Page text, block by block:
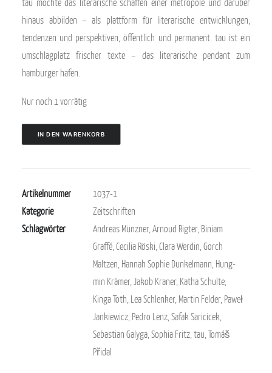
tau möchte das literarische schaffen einer metropole und darüber
hinaus abbilden – als plattform für literarische entwicklungen,
tendenzen und perspektiven, öffentlich und permanent. tau ist ein
umschlagplatz frischer texte – das literarische pendant zum
hamburger hafen.
Nur noch 1 vorrätig
IN DEN WARENKORB
Artikelnummer
1037-1
Kategorie
Zeitschriften
Schlagwörter
Andreas Münzner,Arnoud Rigter, Biniam
Graffé,Cecilia Röski,Clara Werdin,Gorch
Maltzen, Hannah Sophie Dunkelmann, Hung-
min Krämer,Jakob Kraner, Katha Schulte,
Kinga Toth, Lea Schlenker, Martin Felder, Paweł
Jankiewicz, Pedro Lenz,Safak Saricicek,
Sebastian Galyga,Sophia Fritz,tau,Tomáš
Přidal